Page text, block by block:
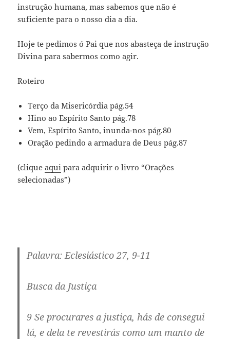
instrução humana, mas sabemos que não é
suficiente para o nosso dia a dia.
Hoje te pedimos ó Pai que nos abasteça de instrução
Divina para sabermos como agir.
Roteiro
Terço da Misericórdia pág.54
Hino ao Espírito Santo pág.78
Vem, Espírito Santo, inunda-nos pág.80
Oração pedindo a armadura de Deus pág.87
(cliqueaqui para adquirir o livro “Orações
selecionadas”)
Palavra: Eclesiástico 27, 9-11
Busca da Justiça
9 Se procurares a justiça, hás de consegui 
lá, e dela te revestirás como um manto de